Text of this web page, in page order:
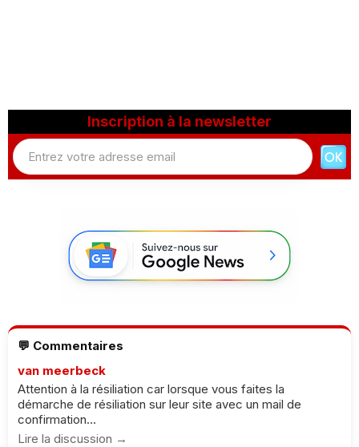
Inscription à la newsletter
💬 Commentaires
van meerbeck
Attention à la résiliation car lorsque vous faites la
démarche de résiliation sur leur site avec un mail de
confirmation...
Lire la discussion →